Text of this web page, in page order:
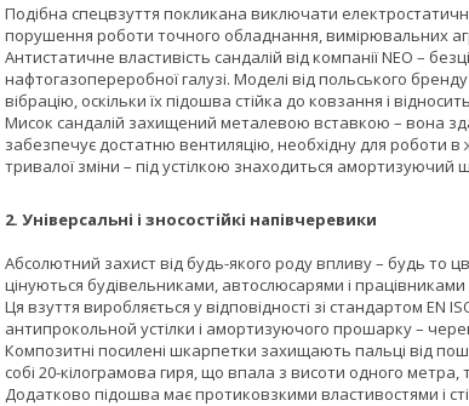
Подібна спецвзуття покликана виключати
порушення роботи точного обладнання, вимірювальних
Антистатичне властивість сандалій від компанії NEO –
нафтогазопереробної галузі. Моделі від польського
вібрацію, оскільки їх підошва стійка до ковзання і
Мисок сандалій захищений металевою вставкою – вона
забезпечує достатню вентиляцію, необхідну для роботи
тривалої зміни – під устілкою знаходиться
2. Універсальні і зносостійкі напівчеревики
Абсолютний захист від будь-якого роду впливу – будь то
цінуються будівельниками, автослюсарями і
Ця взуття виробляється у відповідності зі стандартом EN
антипрокольной устілки і амортизуючого прошарку –
Композитні посилені шкарпетки захищають пальці від
собі 20-кілограмова гиря, що впала з висоти одного метра,
Додатково підошва має протиковзкими властивостями і